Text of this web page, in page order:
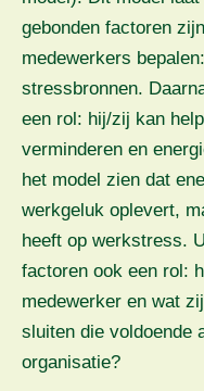
gebonden factoren
medewerkers
stressbronnen.
een rol: hij/zij kan
verminderen en
het model zien dat
werkgeluk oplevert,
heeft op werkstress.
factoren ook een rol:
medewerker en wat
sluiten die voldoende
organisatie?